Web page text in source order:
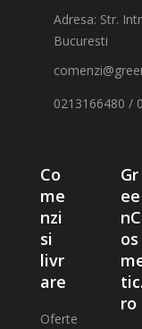
Adresa: Str.
Bucuresti
0213166480 /
Co
me
nzi
si
livr
are
Oferte
Gr
ee
nC
os
tic.
ro